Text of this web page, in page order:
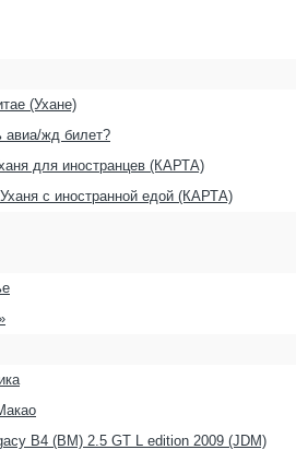
(Ухане)
авиа/жд билет?
для иностранцев (КАРТА)
с иностранной едой (КАРТА)
B4 (BM) 2.5 GT L edition 2009 (JDM)